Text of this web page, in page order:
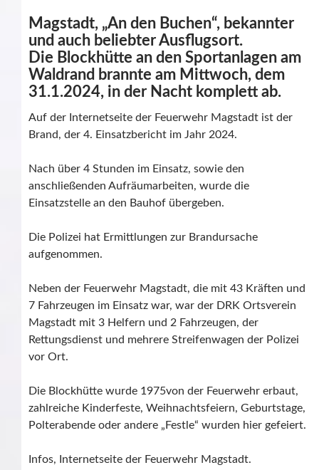
Magstadt, „An den Buchen“, bekannter
und auch beliebter Ausflugsort.
Die Blockhütte an den Sportanlagen am
Waldrand brannte am Mittwoch, dem
31.1.2024, in der Nacht komplett ab.
Auf der Internetseite der Feuerwehr Magstadt ist der
Brand, der 4. Einsatzbericht im Jahr 2024.
Nach über 4 Stunden im Einsatz, sowie den
anschließenden Aufräumarbeiten, wurde die
Einsatzstelle an den Bauhof übergeben.
Die Polizei hat Ermittlungen zur Brandursache
aufgenommen.
Neben der Feuerwehr Magstadt, die mit 43 Kräften und
7 Fahrzeugen im Einsatz war, war der DRK Ortsverein
Magstadt mit 3 Helfern und 2 Fahrzeugen, der
Rettungsdienst und mehrere Streifenwagen der Polizei
vor Ort.
Die Blockhütte wurde 1975von der Feuerwehr erbaut,
zahlreiche Kinderfeste, Weihnachtsfeiern, Geburtstage,
Polterabende oder andere „Festle“ wurden hier gefeiert.
Infos, Internetseite der Feuerwehr Magstadt.